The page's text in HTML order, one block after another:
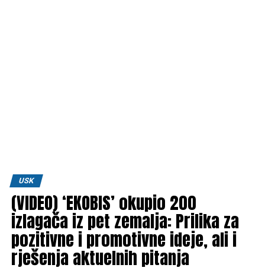
USK
(VIDEO) ‘EKOBIS’ okupio 200
izlagača iz pet zemalja: Prilika za
pozitivne i promotivne ideje, ali i
rješenja aktuelnih pitanja